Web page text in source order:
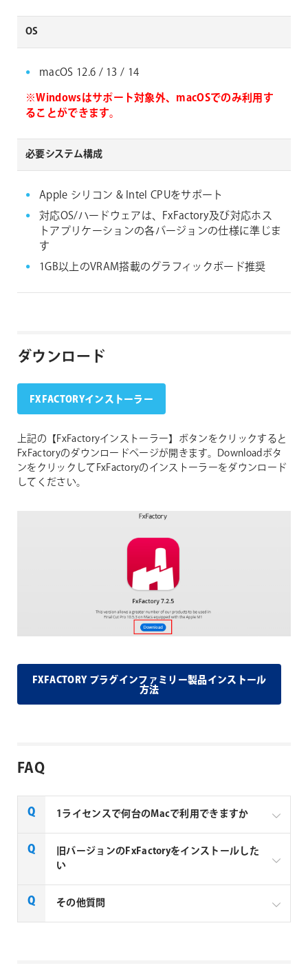
OS
macOS 12.6 / 13 / 14
※Windowsはサポート対象外、macOSでのみ利用す
ることができます。
必要システム構成
Apple シリコン & Intel CPUをサポート
対応OS/ハードウェアは、FxFactory及び対応ホス
トアプリケーションの各バージョンの仕様に準じま
す
1GB以上のVRAM搭載のグラフィックボード推奨
ダウンロード
FXFACTORYインストーラー
上記の【FxFactoryインストーラー】ボタンをクリックすると
FxFactoryのダウンロードページが開きます。Downloadボタ
ンをクリックしてFxFactoryのインストーラーをダウンロード
してください。
FXFACTORY プラグインファミリー製品インストール
方法
FAQ
1ライセンスで何台のMacで利用できますか
Noise Industries社製品、FxFactory プラグインファミ
リー製品は、1ライセンスにつき1台のMacでのみ使用
旧バージョンのFxFactoryをインストールした
い
FxFactory 旧バージョンインストーラーページよりご
その他質問